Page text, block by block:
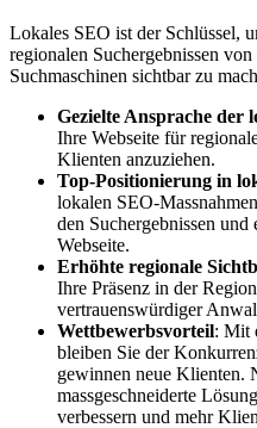
Lokales SEO ist der Schlüssel,
regionalen Suchergebnissen
Suchmaschinen sichtbar zu
Gezielte Ansprache der
Ihre Webseite für
Klienten anzuziehen.
Top-Positionierung in
lokalen SEO-
den Suchergebnissen
Webseite.
Erhöhte regionale
Ihre Präsenz in der
vertrauenswürdiger
Wettbewerbsvorteil: Mit
bleiben Sie der
gewinnen neue Klienten.
massgeschneiderte
verbessern und mehr